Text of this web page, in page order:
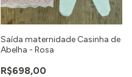
Saída maternidade Casinha de
Abelha - Rosa
R$698,00